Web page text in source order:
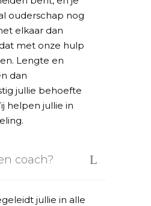
ouderschap nog
elkaar dan
met onze hulp
Lengte en
dan
jullie behoefte
helpen jullie in
coach?
jullie in alle